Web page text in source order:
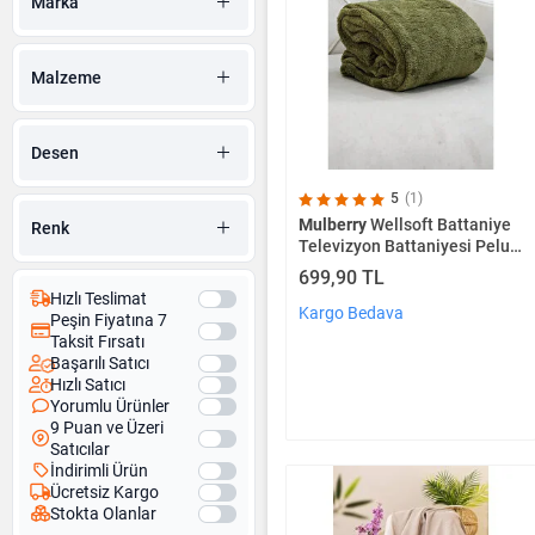
Malzeme
Desen
Renk
Hızlı Teslimat
Peşin Fiyatına 7
Taksit Fırsatı
Başarılı Satıcı
Hızlı Satıcı
Yorumlu Ürünler
9 Puan ve Üzeri
Satıcılar
İndirimli Ürün
Ücretsiz Kargo
Stokta Olanlar
5 (1)
MulberryWellsoft Battaniye
Televizyon Battaniyesi Peluş
Polar Battaniye Tek Kişilik
170*230 Haki
699,90 TL
Kargo Bedava